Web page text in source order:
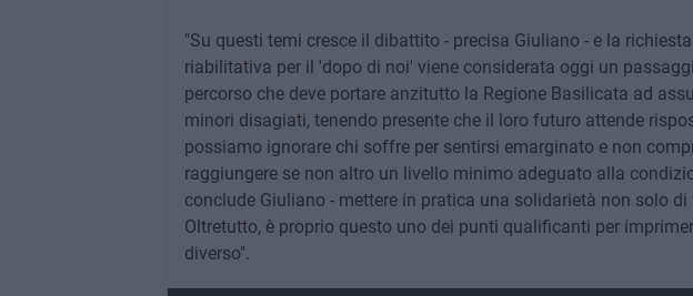
"Su questi temi cresce il dibattito - precisa Giuliano - e la
riabilitativa per il 'dopo di noi' viene considerata oggi un
percorso che deve portare anzitutto la Regione Basilicata ad
minori disagiati, tenendo presente che il loro futuro attende
possiamo ignorare chi soffre per sentirsi emarginato e non
raggiungere se non altro un livello minimo adeguato alla
conclude Giuliano - mettere in pratica una solidarietà non solo
Oltretutto, è proprio questo uno dei punti qualificanti per
diverso".